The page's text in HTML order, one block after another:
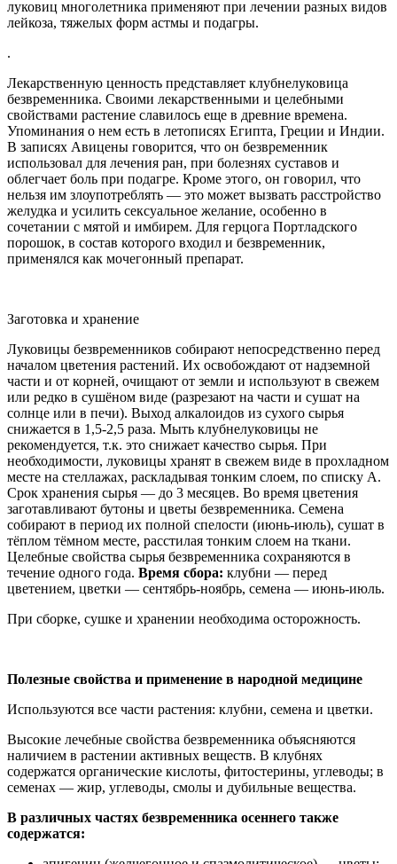
луковиц многолетника применяют при лечении разных видов
лейкоза, тяжелых форм астмы и подагры.
.
Лекарственную ценность представляет клубнелуковица
безвременника. Своими лекарственными и целебными
свойствами растение славилось еще в древние времена.
Упоминания о нем есть в летописях Египта, Греции и Индии.
В записях Авицены говорится, что он безвременник
использовал для лечения ран, при болезнях суставов и
облегчает боль при подагре. Кроме этого, он говорил, что
нельзя им злоупотреблять — это может вызвать расстройство
желудка и усилить сексуальное желание, особенно в
сочетании с мятой и имбирем. Для герцога Портладского
порошок, в состав которого входил и безвременник,
применялся как мочегонный препарат.
Заготовка и хранение
Луковицы безвременников собирают непосредственно перед
началом цветения растений. Их освобождают от надземной
части и от корней, очищают от земли и используют в свежем
или редко в сушёном виде (разрезают на части и сушат на
солнце или в печи). Выход алкалоидов из сухого сырья
снижается в 1,5-2,5 раза. Мыть клубнелуковицы не
рекомендуется, т.к. это снижает качество сырья. При
необходимости, луковицы хранят в свежем виде в прохладном
месте на стеллажах, раскладывая тонким слоем, по списку А.
Срок хранения сырья — до 3 месяцев. Во время цветения
заготавливают бутоны и цветы безвременника. Семена
собирают в период их полной спелости (июнь-июль), сушат в
тёплом тёмном месте, расстилая тонким слоем на ткани.
Целебные свойства сырья безвременника сохраняются в
течение одного года. Время сбора: клубни — перед
цветением, цветки — сентябрь-ноябрь, семена — июнь-июль.
При сборке, сушке и хранении необходима осторожность.
Полезные свойства и применение в народной медицине
Используются все части растения: клубни, семена и цветки.
Высокие лечебные свойства безвременника объясняются
наличием в растении активных веществ. В клубнях
содержатся органические кислоты, фитостерины, углеводы; в
семенах — жир, углеводы, смолы и дубильные вещества.
В различных частях безвременника осеннего также
содержатся: